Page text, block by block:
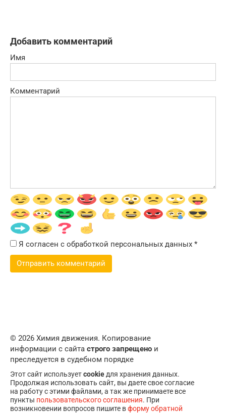
Добавить комментарий
Имя
Комментарий
Я согласен с обработкой персональных данных *
© 2026 Химия движения. Копирование
информации с сайта строго запрещено и
преследуется в судебном порядке
Этот сайт используетcookie для хранения данных.
Продолжая использовать сайт, вы даете свое согласие
на работу с этими файлами, а так же принимаете все
пункты пользовательского соглашения. При
возникновении вопросов пишите вформу обратной